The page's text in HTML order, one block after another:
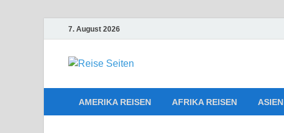
7. August 2026
Die besten
AMERIKA REISEN AFRIKA REISEN